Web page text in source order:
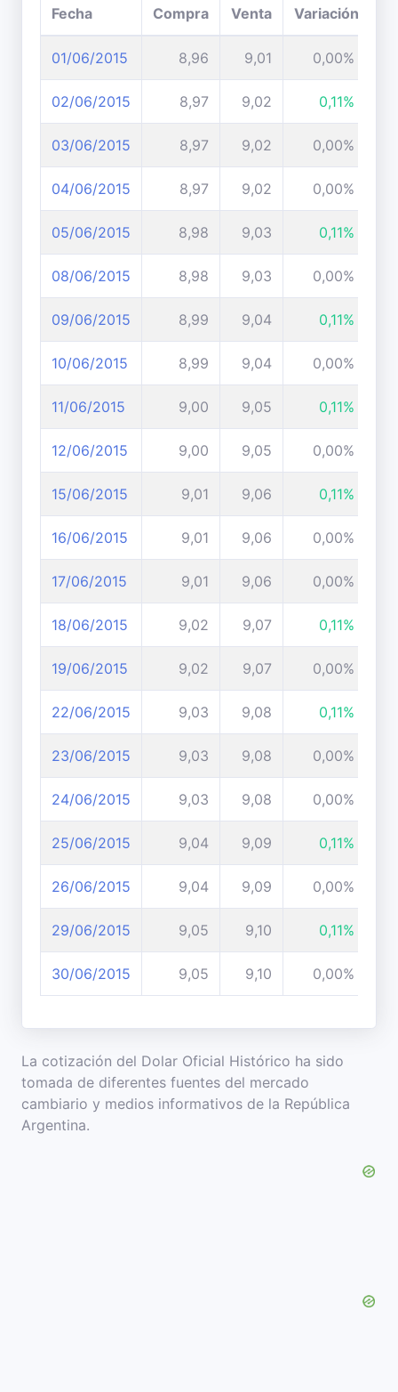
Fecha Compra Venta Variación
01/06/2015 8,96 9,01 0,00%
02/06/2015 8,97 9,02 0,11%
03/06/2015 8,97 9,02 0,00%
04/06/2015 8,97 9,02 0,00%
05/06/2015 8,98 9,03 0,11%
08/06/2015 8,98 9,03 0,00%
09/06/2015 8,99 9,04 0,11%
10/06/2015 8,99 9,04 0,00%
11/06/2015 9,00 9,05 0,11%
12/06/2015 9,00 9,05 0,00%
15/06/2015 9,01 9,06 0,11%
16/06/2015 9,01 9,06 0,00%
17/06/2015 9,01 9,06 0,00%
18/06/2015 9,02 9,07 0,11%
19/06/2015 9,02 9,07 0,00%
22/06/2015 9,03 9,08 0,11%
23/06/2015 9,03 9,08 0,00%
24/06/2015 9,03 9,08 0,00%
25/06/2015 9,04 9,09 0,11%
26/06/2015 9,04 9,09 0,00%
29/06/2015 9,05 9,10 0,11%
30/06/2015 9,05 9,10 0,00%
La cotización del Dolar Oficial Histórico ha sido
tomada de diferentes fuentes del mercado
cambiario y medios informativos de la República
Argentina.